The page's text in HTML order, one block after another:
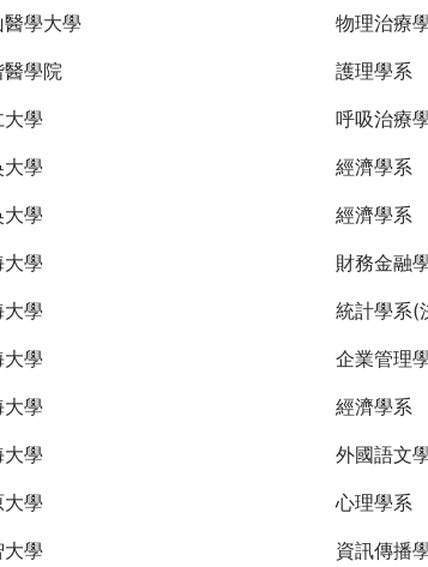
醫學大學
物理治療
醫學院
護理學系
大學
呼吸治療
大學
經濟學系
大學
經濟學系
大學
財務金融
大學
統計學系(
大學
企業管理
大學
經濟學系
大學
外國語文
大學
心理學系
大學
資訊傳播